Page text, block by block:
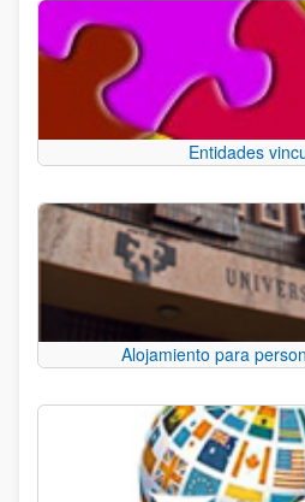
Entidades
Alojamiento para